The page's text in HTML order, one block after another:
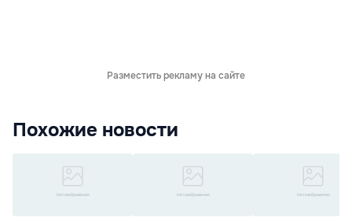
Разместить рекламу на сайте
Похожие новости